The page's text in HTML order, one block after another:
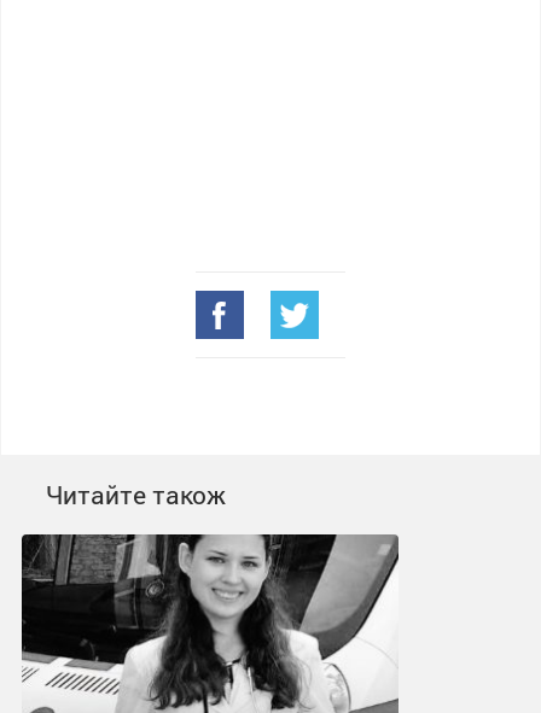
Читайте також